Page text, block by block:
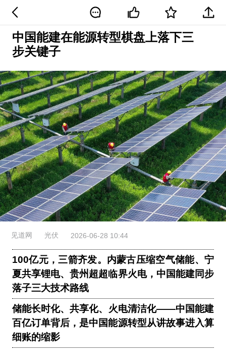
中国能建在能源转型棋盘上落下三
步关键子
见道网 光伏 2026-06-28 10:44
100亿元，三箭齐发。内蒙古压缩空气储能、宁
夏共享锂电、贵州超超临界火电，中国能建同步
落子三大技术路线
储能长时化、共享化、火电清洁化——中国能建
百亿订单背后，是中国能源转型从讲故事进入算
细账的缩影